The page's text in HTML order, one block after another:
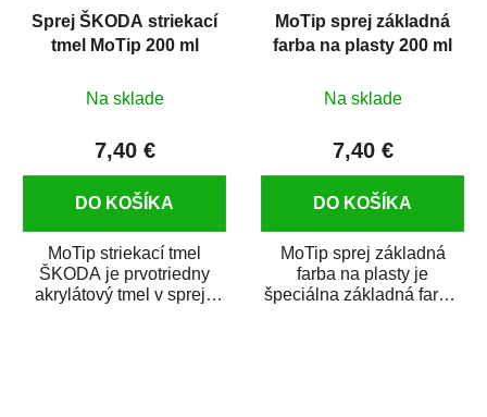
Sprej ŠKODA striekací
tmel MoTip 200 ml
Na sklade
7,40 €
DO KOŠÍKA
MoTip striekací tmel
ŠKODA je prvotriedny
akrylátový tmel v spreji,
MoTip sprej základná
farba na plasty 200 ml
Na sklade
7,40 €
DO KOŠÍKA
MoTip sprej základná
farba na plasty je
špeciálna základná farba,